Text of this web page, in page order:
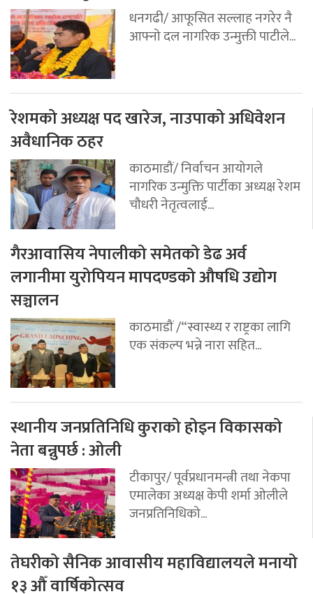
धनगढी/ आफूसित सल्लाह नगरेर नै
आफ्नो दल नागरिक उन्मुक्ती पाटीले...
रेशमको अध्यक्ष पद खारेज, नाउपाको अधिवेशन
अवैधानिक ठहर
काठमाडौं/ निर्वाचन आयोगले
नागरिक उन्मुक्ति पार्टीका अध्यक्ष रेशम
चौधरी नेतृत्वलाई...
गैरआवासिय नेपालीको समेतको डेढ अर्व
लगानीमा युरोपियन मापदण्डको औषधि उद्योग
सञ्चालन
काठमाडौं /“स्वास्थ्य र राष्ट्रका लागि
एक संकल्प भन्ने नारा सहित...
स्थानीय जनप्रतिनिधि कुराको होइन विकासको
नेता बन्नुपर्छ : ओली
टीकापुर/ पूर्वप्रधानमन्त्री तथा नेकपा
एमालेका अध्यक्ष केपी शर्मा ओलीले
जनप्रतिनिधिको...
तेघरीको सैनिक आवासीय महाविद्यालयले मनायो
१३ औँ वार्षिकोत्सव